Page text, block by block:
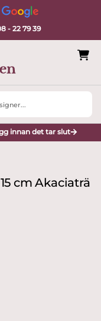
- 22 79 39
innan det tar slut
cm Akaciaträ